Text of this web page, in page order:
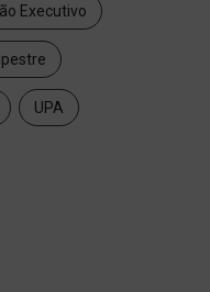
Executivo
UPA